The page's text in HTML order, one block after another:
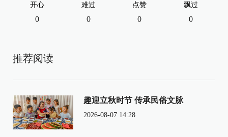
开心
0
难过
0
点赞
0
飘过
0
推荐阅读
趣迎立秋时节 传承民俗文脉
2026-08-07 14:28